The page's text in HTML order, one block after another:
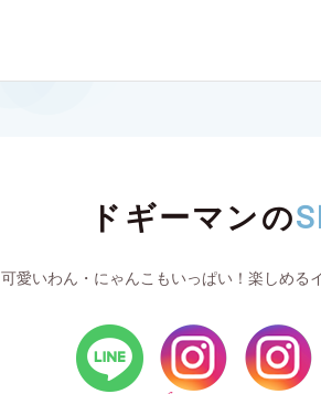
ドギーマンの
可愛いわん・にゃんこもいっぱい！楽しめる